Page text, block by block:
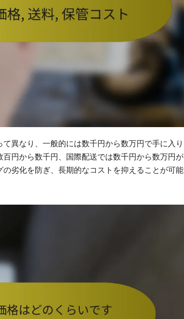
異なり、一般的には数千円から数万円で手に入り
円から数千円、国際配送では数千円から数万円が
劣化を防ぎ、長期的なコストを抑えることが可能